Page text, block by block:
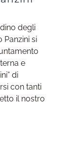
degli
Panzini si
e
di
con tanti
il nostro